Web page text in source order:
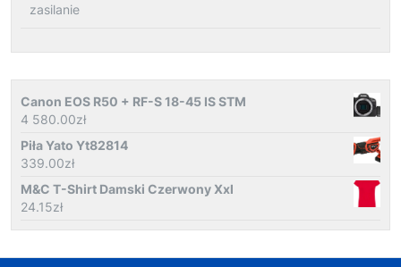
zasilanie
Canon EOS R50 + RF-S 18-45 IS STM
4 580.00zł
Piła Yato Yt82814
339.00zł
M&C T-Shirt Damski Czerwony Xxl
24.15zł